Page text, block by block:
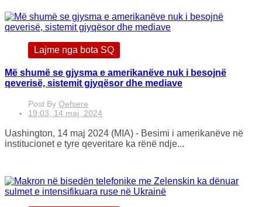
Lajme nga bota SQ
Më shumë se gjysma e amerikanëve nuk i besojnë
qeverisë, sistemit gjyqësor dhe mediave
Post By Qefsere
19:03, 14 maj, 2024
Uashington, 14 maj 2024 (MIA) - Besimi i amerikanëve në
institucionet e tyre qeveritare ka rënë ndje...